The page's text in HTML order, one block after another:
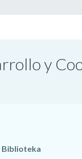
y
Biblioteka